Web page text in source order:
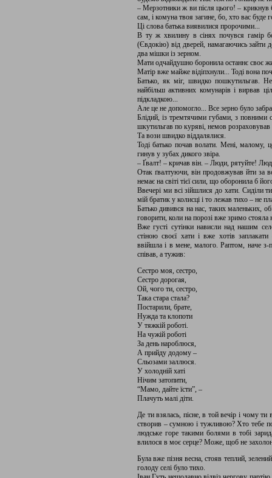
– Мерзотники ж ви після цього! – крикнув
сам, і комуна твоя загине, бо, хто вас буде
Ці слова батька виявилися пророчими...
В ту ж хвилину в сінях почувся гамір
(Євдокію) від дверей, намагаючись зайти
два мішки із зерном.
Мати одчайдушно боронила останнє своє
Матір вже майже відіпхнули... Тоді вона
Батько, як міг, швидко пошкутильгав.
найбільш активних комунарів і вирвав
підкладкою...
Але це не допомогло... Все зерно було
Блідий, із тремтячими губами, з повними
шкутильгав по куряві, немов
Та вози швидко віддалялися.
Тоді батько почав волати. Мені, малому,
гинув у зубах дикого звіра.
– Ґвалт! – кричав він. – Люди, рятуйте!
Отак ґвалтуючи, він продовжував йти за
немає на світі тієї сили, що оборонила б
Ввечері ми всі зійшлися до хати. Сиділи
мій братик у колисці і то лежав тихо – не
Батько дивився на нас, таких маленьких,
говорити, коли на порозі вже зримо стояла
Вже густі сутінки нависли над нашим
стіною своєї хати і вже хотів
ввійшла і в мене, малого. Раптом, наче з-
співав, а тужив:
Сестро моя, сестро,
Сестро дорогая,
Ой, чого ти, сестро,
Така стара стала?
Постарили, брате,
Нужда та клопоти
У тяжкій роботі.
На чужій роботі
За день нароблюся,
А прийду додому –
Сльозами заллюся.
У холодній хаті
Нічим затопити,
“Мамо, дайте їсти”, –
Плачуть малі діти.
Де ти взялась, пісне, в той вечір і чому
створив – сумною і тужливою? Хто тебе
людське горе такими болями в тобі
влилося в моє серце? Може, щоб не
Була вже пізня весна, стояв теплий,
голоду селі було тихо.